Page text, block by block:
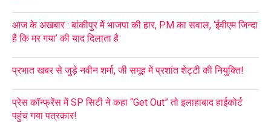
आज के अखबार : बांकीपुर में भाजपा की हार, PM का सवाल, ‘ईवीएम जिन्दा
है कि मर गया’ की याद दिलाता है
प्रभात खबर से जुड़े नवीन शर्मा, जी समूह में प्रशांत शेट्टी की नियुक्ति!
प्रेस कॉन्फ्रेंस में SP सिटी ने कहा “Get Out” तो इलाहाबाद हाईकोर्ट
पहुंच गया पत्रकार!